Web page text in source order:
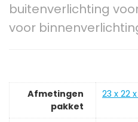
buitenverlichting
voor
Afmetingen
pakket
‎23 x 22